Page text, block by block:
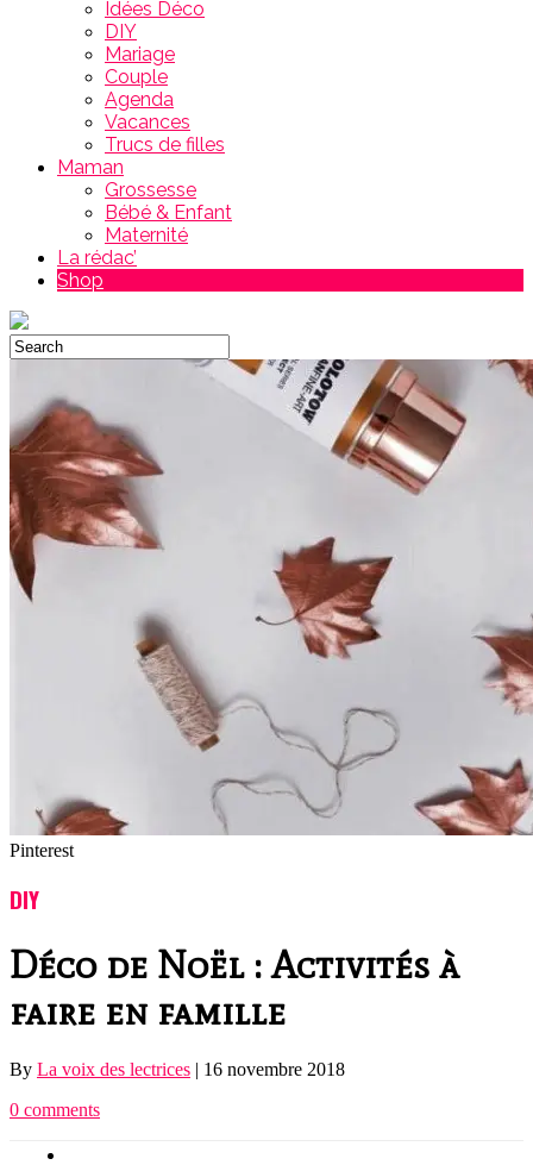
Idées Déco
DIY
Mariage
Couple
Agenda
Vacances
Trucs de filles
Maman
Grossesse
Bébé & Enfant
Maternité
La rédac’
Shop
Pinterest
DIY
Déco de Noël : Activités à
faire en famille
By La voix des lectrices | 16 novembre 2018
0 comments